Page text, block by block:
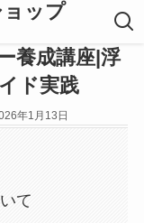
ップ
養成講座|浮
ド実践
年1月13日
て